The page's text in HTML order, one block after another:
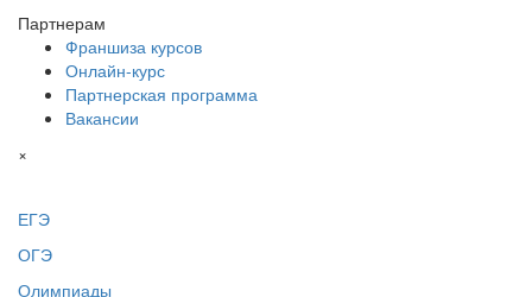
Партнерам
Франшиза курсов
Онлайн-курс
Партнерская программа
Вакансии
×
ЕГЭ
ОГЭ
Олимпиады